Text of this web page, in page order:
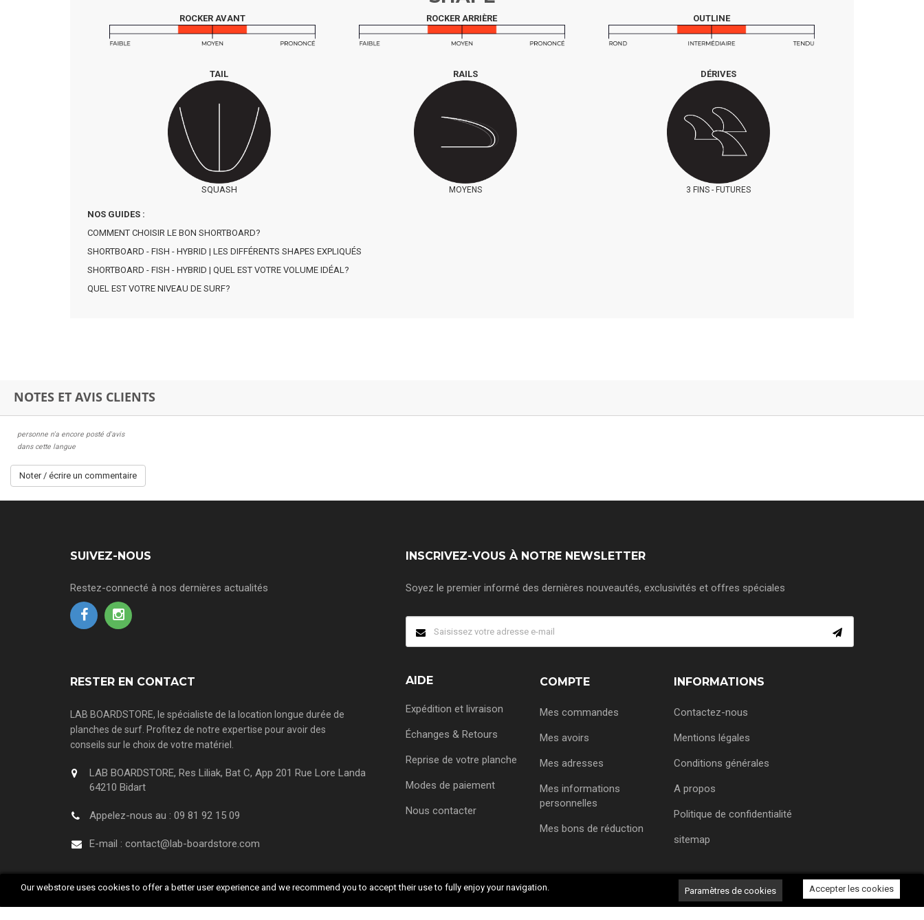
Our webstore uses cookies to offer a better user experience and we recommend you to accept their use to fully enjoy your navigation. Accepter les cookies
Paramètres de cookies
ROCKER AVANT ROCKER ARRIÈRE OUTLINE
TAIL
SQUASH
RAILS
MOYENS
DÉRIVES
3 FINS -FUTURES
NOS GUIDES :
COMMENT CHOISIR LE BON SHORTBOARD?
SHORTBOARD - FISH - HYBRID | LES DIFFÉRENTS SHAPES EXPLIQUÉS
SHORTBOARD - FISH - HYBRID | QUEL EST VOTRE VOLUME IDÉAL?
QUEL EST VOTRE NIVEAU DE SURF?
NOTES ET AVIS CLIENTS
personne n'a encore posté d'avis
dans cette langue
Noter / écrire un commentaire
SUIVEZ-NOUS
Restez-connecté à nos dernières actualités
INSCRIVEZ-VOUS À NOTRE NEWSLETTER
Soyez le premier informé des dernières nouveautés, exclusivités et offres spéciales
RESTER EN CONTACT
LAB BOARDSTORE, le spécialiste de la location longue durée de
planches de surf. Profitez de notre expertise pour avoir des
conseils sur le choix de votre matériel.
LAB BOARDSTORE, Res Liliak, Bat C, App 201 Rue Lore Landa
64210 Bidart
Appelez-nous au : 09 81 92 15 09
E-mail : contact@lab-boardstore.com
AIDE
Expédition et livraison
Échanges & Retours
Reprise de votre planche
Modes de paiement
Nous contacter
COMPTE
Mes commandes
Mes avoirs
Mes adresses
Mes informations
personnelles
Mes bons de réduction
INFORMATIONS
Contactez-nous
Mentions légales
Conditions générales
A propos
Politique de confidentialité
sitemap